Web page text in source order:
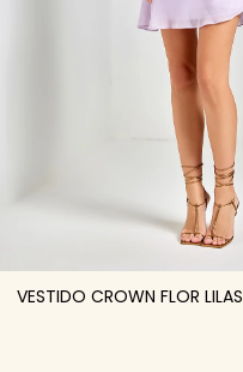
VESTIDO CROWN FLOR LILAS